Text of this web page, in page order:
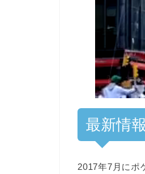
最新情
2017年7月にポ